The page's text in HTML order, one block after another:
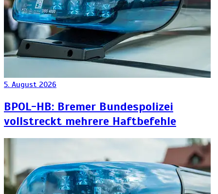
5. August 2026
BPOL-HB: Bremer Bundespolizei
vollstreckt mehrere Haftbefehle